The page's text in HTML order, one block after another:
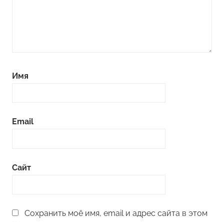
Имя
Email
Сайт
Сохранить моё имя, email и адрес сайта в этом